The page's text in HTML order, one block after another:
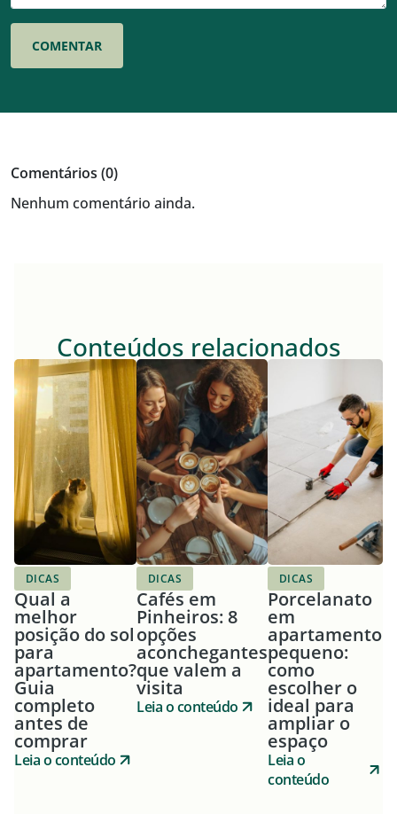
Comentários (0)
Nenhum comentário ainda.
Conteúdos relacionados
DICAS
Qual a
melhor
posição do sol
para
apartamento?
Guia
completo
antes de
comprar
Leia o conteúdo
DICAS
Cafés em
Pinheiros: 8
opções
aconchegantes
que valem a
visita
Leia o conteúdo
DICAS
Porcelanato
em
apartamento
pequeno:
como
escolher o
ideal para
ampliar o
espaço
Leia o
conteúdo